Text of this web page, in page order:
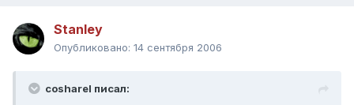
Stanley
Опубликовано: 14 сентября 2006
cosharel писал: